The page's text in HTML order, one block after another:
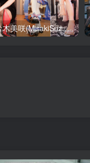
铃木美咲(MisakiSuzuki) 合集下载